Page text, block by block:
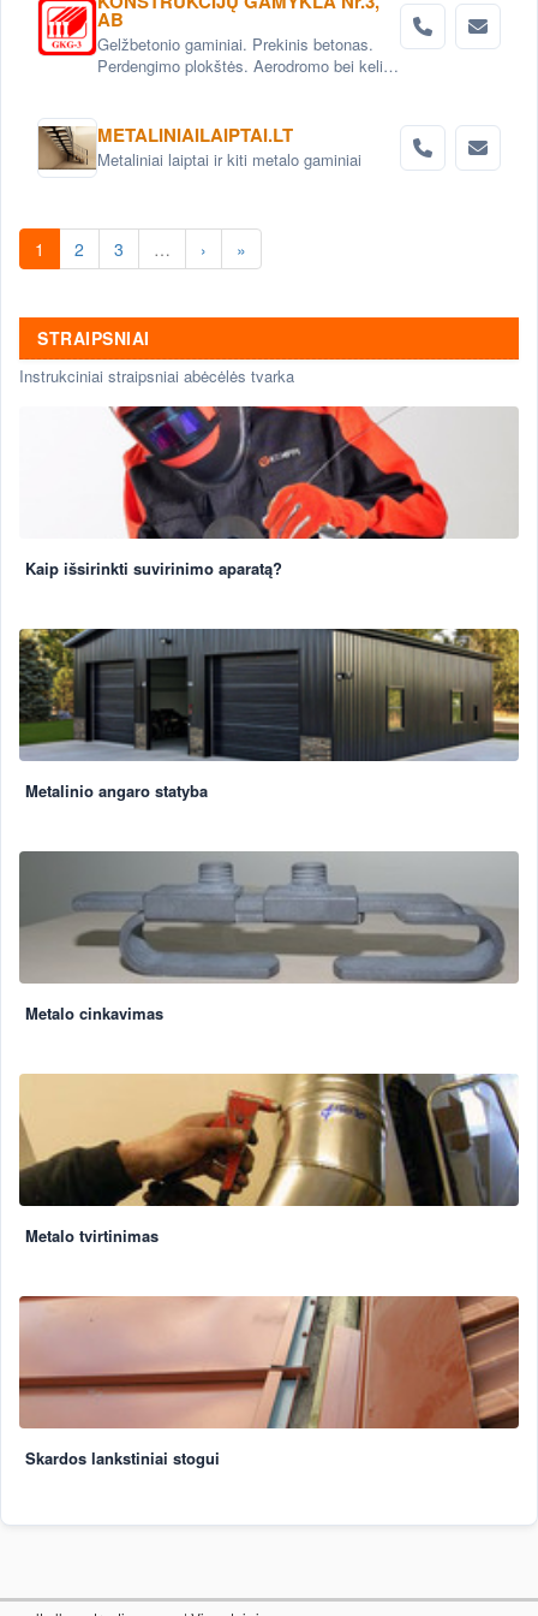
AB
Gelžbetonio gaminiai. Prekinis betonas.
Perdengimo plokštės. Aerodromo bei kelio
METALINIAILAIPTAI.LT
Metaliniai laiptai ir kiti metalo gaminiai
1 2 3 … › »
STRAIPSNIAI
Instrukciniai straipsniai abėcėlės tvarka
Kaip išsirinkti suvirinimo aparatą?
Metalinio angaro statyba
Metalo cinkavimas
Metalo tvirtinimas
Skardos lankstiniai stogui